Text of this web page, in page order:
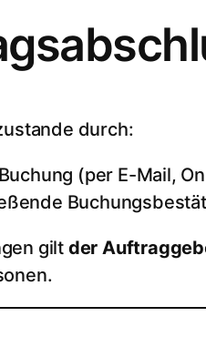
durch:
(per E-Mail,
gilt der